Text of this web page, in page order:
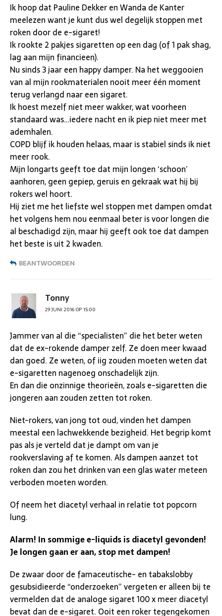
Ik hoop dat Pauline Dekker en Wanda de Kanter
meelezen want je kunt dus wel degelijk stoppen met
roken door de e-sigaret!
Ik rookte 2 pakjes sigaretten op een dag (of 1 pak shag,
lag aan mijn financieen).
Nu sinds 3 jaar een happy damper. Na het weggooien
van al mijn rookmaterialen nooit meer één moment
terug verlangd naar een sigaret.
Ik hoest mezelf niet meer wakker, wat voorheen
standaard was…iedere nacht en ik piep niet meer met
ademhalen.
COPD blijf ik houden helaas, maar is stabiel sinds ik niet
meer rook.
Mijn longarts geeft toe dat mijn longen ‘schoon’
aanhoren, geen gepiep, geruis en gekraak wat hij bij
rokers wel hoort.
Hij ziet me het liefste wel stoppen met dampen omdat
het volgens hem nou eenmaal beter is voor longen die
al beschadigd zijn, maar hij geeft ook toe dat dampen
het beste is uit 2 kwaden.
BEANTWOORDEN
Tonny
29 JUNI 2016 OP 15:00
Jammer van al die “specialisten” die het beter weten
dat de ex-rokende damper zelf. Ze doen meer kwaad
dan goed. Ze weten, of iig zouden moeten weten dat
e-sigaretten nagenoeg onschadelijk zijn.
En dan die onzinnige theorieën, zoals e-sigaretten die
jongeren aan zouden zetten tot roken.
Niet-rokers, van jong tot oud, vinden het dampen
meestal een lachwekkende bezigheid. Het begrip komt
pas als je verteld dat je dampt om van je
rookverslaving af te komen. Als dampen aanzet tot
roken dan zou het drinken van een glas water meteen
verboden moeten worden.
Of neem het diacetyl verhaal in relatie tot popcorn
lung.
Alarm! In sommige e-liquids is diacetyl gevonden!
Je longen gaan er aan, stop met dampen!
De zwaar door de famaceutische- en tabakslobby
gesubsidieerde “onderzoeken” vergeten er alleen bij te
vermelden dat de analoge sigaret 100 x meer diacetyl
bevat dan de e-sigaret. Ooit een roker tegengekomen